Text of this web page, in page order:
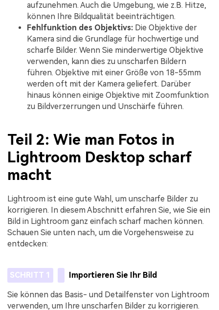
aufzunehmen. Auch die Umgebung, wie z.B. Hitze,
können Ihre Bildqualität beeinträchtigen.
Fehlfunktion des Objektivs: Die Objektive der
Kamera sind die Grundlage für hochwertige und
scharfe Bilder. Wenn Sie minderwertige Objektive
verwenden, kann dies zu unscharfen Bildern
führen. Objektive mit einer Größe von 18-55mm
werden oft mit der Kamera geliefert. Darüber
hinaus können einige Objektive mit Zoomfunktion
zu Bildverzerrungen und Unschärfe führen.
Teil 2: Wie man Fotos in
Lightroom Desktop scharf
macht
Lightroom ist eine gute Wahl, um unscharfe Bilder zu
korrigieren. In diesem Abschnitt erfahren Sie, wie Sie ein
Bild in Lightroom ganz einfach scharf machen können.
Schauen Sie unten nach, um die Vorgehensweise zu
entdecken:
SCHRITT 1 Importieren Sie Ihr Bild
Sie können das Basis- und Detailfenster von Lightroom
verwenden, um Ihre unscharfen Bilder zu korrigieren.